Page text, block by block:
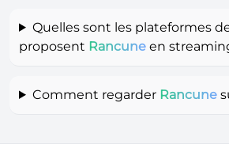
Quelles sont les plateformes
proposent Rancune en
Comment regarder Rancune